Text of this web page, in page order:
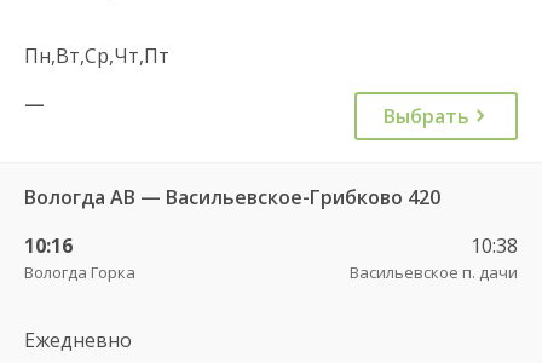
Пн,Вт,Ср,Чт,Пт
—
Выбрать
Вологда АВ — Васильевское-Грибково 420
10:16
Вологда Горка
10:38
Васильевское п. дачи
Ежедневно